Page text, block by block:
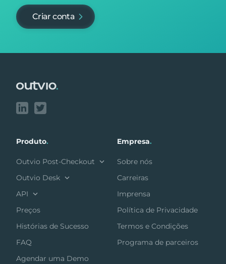
Criar conta
Produto.
Outvio Post-Checkout
Outvio Desk
API
Preços
Histórias de Sucesso
FAQ
Agendar uma Demo
Empresa.
Sobre nós
Carreiras
Imprensa
Política de Privacidade
Termos e Condições
Programa de parceiros